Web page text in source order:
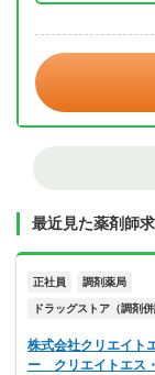
最近見た薬剤師
正社員 調剤薬局
ドラッグストア（調剤併
株式会社クリエイト
ー クリエイトエス